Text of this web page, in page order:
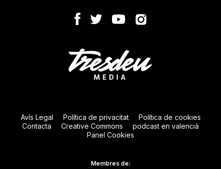
Avís Legal Política de privacitat
Política de cookies
Contacta
Creative Commons
podcast en valencià
Panel Cookies
Membres de: